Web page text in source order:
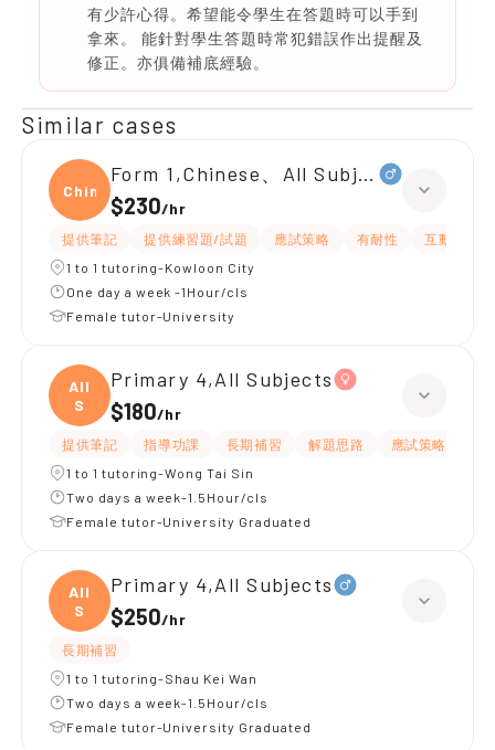
有少許心得。希望能令學生在答題時可以手到
拿來。 能針對學生答題時常犯錯誤作出提醒及
修正。亦俱備補底經驗。
Similar cases
Chine
Form 1,Chinese、All Subjects
$230/hr
提供筆記 提供練習題/試題 應試策略 有耐性
互動教學
1 to 1 tutoring-Kowloon City
One day a week -1Hour/cls
Female tutor-University
All
S
Primary 4,All Subjects
$180/hr
提供筆記 指導功課 長期補習 解題思路 應試策略
1 to 1 tutoring-Wong Tai Sin
Two days a week-1.5Hour/cls
Female tutor-University Graduated
All
S
Primary 4,All Subjects
$250/hr
長期補習
1 to 1 tutoring-Shau Kei Wan
Two days a week-1.5Hour/cls
Female tutor-University Graduated